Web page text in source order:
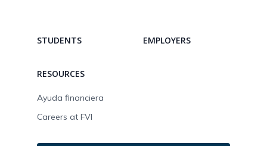
STUDENTS EMPLOYERS
RESOURCES
Ayuda financiera
Careers at FVI